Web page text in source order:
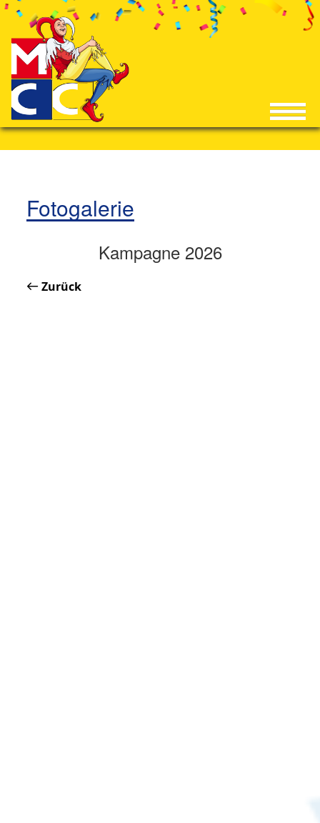
Fotogalerie
Kampagne 2026
Zurück